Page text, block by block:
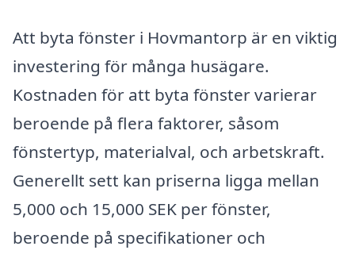
Att byta fönster i Hovmantorp är en viktig
investering för många husägare.
Kostnaden för att byta fönster varierar
beroende på flera faktorer, såsom
fönstertyp, materialval, och arbetskraft.
Generellt sett kan priserna ligga mellan
5,000 och 15,000 SEK per fönster,
beroende på specifikationer och